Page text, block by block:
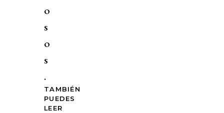
o
s
o
s
.
TAMBIÉN
PUEDES
LEER